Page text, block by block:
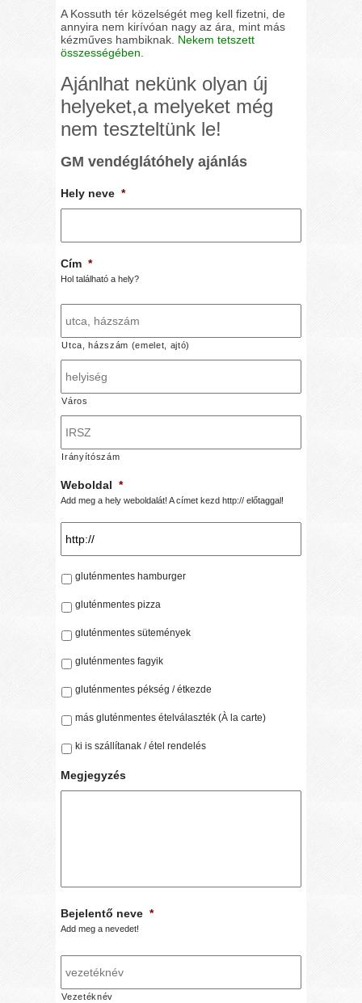
A Kossuth tér közelségét meg kell fizetni, de
annyira nem kirívóan nagy az ára, mint más
kézműves hambiknak. Nekem tetszett
összességében
Ajánlhat nekünk olyan új
helyeket,a melyeket még
nem teszteltünk le!
GM vendéglátóhely ajánlás
Hely neve *
Cím *
Hol található a hely?
Utca, házszám (emelet, ajtó)
Város
Irányítószám
Weboldal *
Add meg a hely weboldalát! A címet kezd http:// előtaggal!
* gluténmentes hamburger
gluténmentes pizza
gluténmentes sütemények
gluténmentes fagyik
gluténmentes pékség / étkezde
más gluténmentes ételválaszték (À la carte)
ki is szállítanak / étel rendelés
Megjegyzés
Bejelentő neve *
Add meg a nevedet!
Vezetéknév